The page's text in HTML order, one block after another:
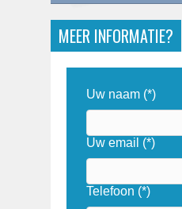
MEER INFORMATIE?
Uw naam (*)
Uw email (*)
Telefoon (*)